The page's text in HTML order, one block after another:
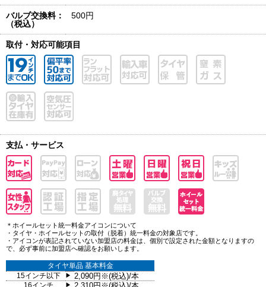
バルブ交換料：
（税込）
500円
取付・対応可能項目
支払・サービス
＊ホイールセット統一料金アイコンについて
・タイヤ・ホイールセットの取付（脱着）統一料金の対象店です。
・アイコンが表記されていない加盟店の料金は、個別で設定された金額となりますの
で、必ず事前に加盟店へ確認をお願いします。
タイヤ単品 基本料金
15インチ以下
▶ 2,090円※(税込)/本
16インチ ▶